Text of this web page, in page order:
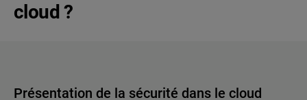
cloud ?
Présentation de la sécurité dans le cloud